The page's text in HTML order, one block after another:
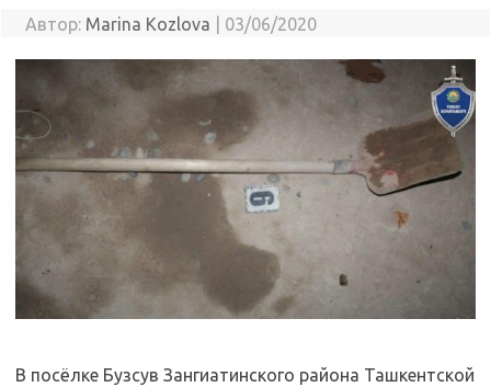
Автор: Marina Kozlova 03/06/2020
В посёлке Бузсув Зангиатинского района Ташкентской